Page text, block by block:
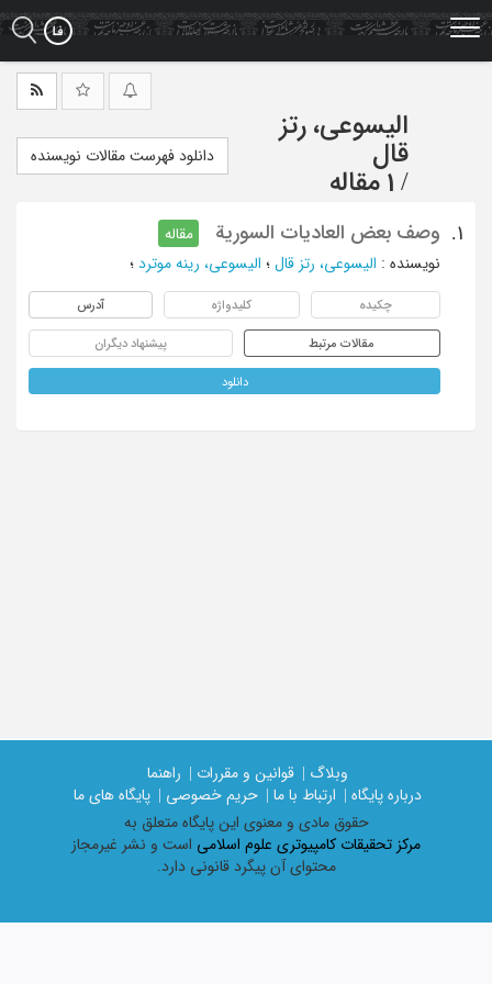
Skip
to
الیسوعی، رتز
قال
/ 1 مقاله
دانلود فهرست مقالات نویسنده
1. وصف بعض العادیات السوریة
مقاله
نویسنده : الیسوعی، رتز قال ؛ الیسوعی، رینه موترد ؛
چکیده کلیدواژه آدرس
مقالات مرتبط پیشنهاد دیگران
دانلود
وبلاگ | قوانین و مقررات |
راهنما
درباره پایگاه |
ارتباط با ما | حریم خصوصی |
پایگاه های ما
حقوق مادی و معنوی اين پايگاه متعلق به
مرکز تحقیقات کامپیوتری علوم اسلامی است و نشر غیرمجاز
محتوای آن پیگرد قانونی دارد.